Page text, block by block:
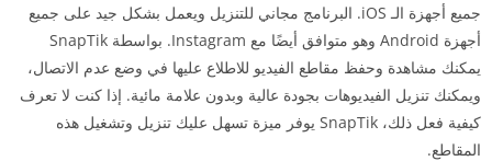
جميع أجهزة الـ iOS. البرنامج مجاني للتنزيل ويعمل بشكل جيد على جميع
أجهزة Android وهو متوافق أيضًا مع Instagram. بواسطة SnapTik
يمكنك مشاهدة وحفظ مقاطع الفيديو للاطلاع عليها في وضع عدم الاتصال،
ويمكنك تنزيل الفيديوهات بجودة عالية وبدون علامة مائية. إذا كنت لا تعرف
كيفية فعل ذلك، SnapTik يوفر ميزة تسهل عليك تنزيل وتشغيل هذه
المقاطع.